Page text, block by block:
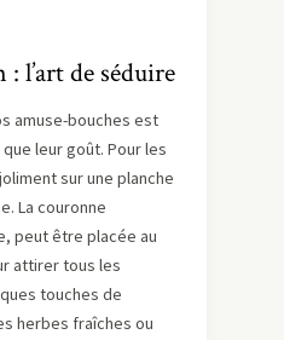
l’art de séduire
amuse-bouches est
leur goût. Pour les
sur une planche
La couronne
peut être placée au
attirer tous les
touches de
herbes fraîches ou